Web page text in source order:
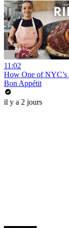
11:02
How One of NYC’s
Bon Appétit
il y a 2 jours